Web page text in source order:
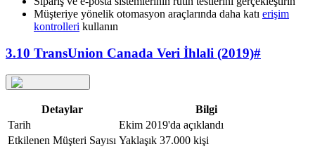
Müşteriye yönelik otomasyon araçlarında daha katı erişim
kontrolleri kullanın
3.10 TransUnion Canada Veri İhlali (2019)#
Detaylar
Bilgi
Tarih
Ekim 2019'da açıklandı
Etkilenen Müşteri Sayısı Yaklaşık 37.000 kişi